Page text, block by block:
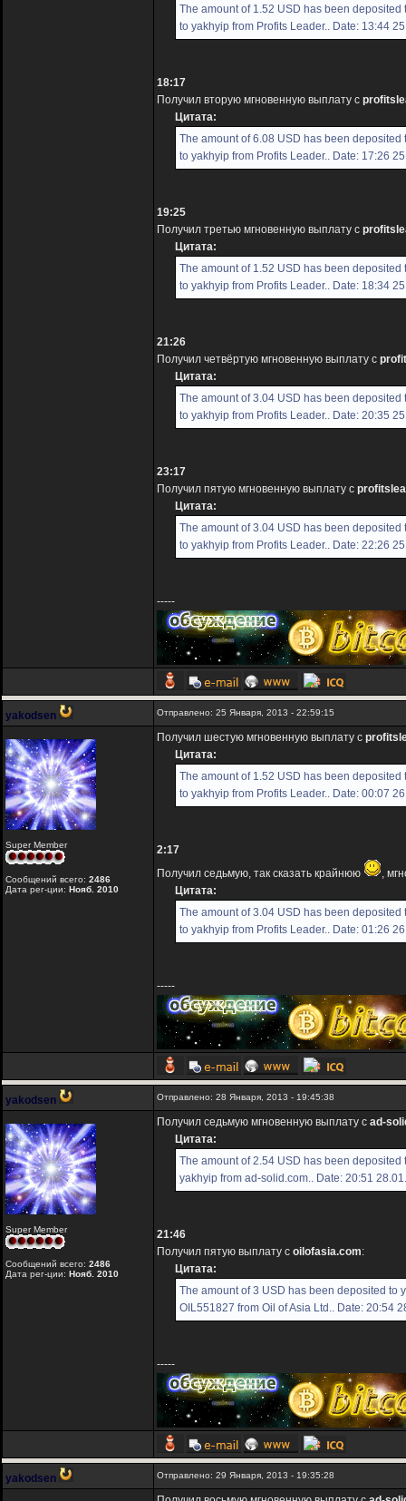
The amount of 1.52 USD has been
to yakhyip from Profits Leader.. Date: 13:44
18:17
Получил вторую мгновенную выплату с
Цитата:
The amount of 6.08 USD has been
to yakhyip from Profits Leader.. Date: 17:26
19:25
Получил третью мгновенную выплату с
Цитата:
The amount of 1.52 USD has been
to yakhyip from Profits Leader.. Date: 18:34
21:26
Получил четвёртую мгновенную выплату с
Цитата:
The amount of 3.04 USD has been
to yakhyip from Profits Leader.. Date: 20:35
23:17
Получил пятую мгновенную выплату с
Цитата:
The amount of 3.04 USD has been
to yakhyip from Profits Leader.. Date: 22:26
-----
yakodsen Отправлено: 25 Января, 2013 - 22:59:15
Super Member
Сообщений всего: 2486
Дата рег-ции: Нояб. 2010
Получил шестую мгновенную выплату с
Цитата:
The amount of 1.52 USD has been
to yakhyip from Profits Leader.. Date: 00:07
2:17
Получил седьмую, так сказать крайнюю
,
Цитата:
The amount of 3.04 USD has been
to yakhyip from Profits Leader.. Date: 01:26
-----
yakodsen Отправлено: 28 Января, 2013 - 19:45:38
Super Member
Сообщений всего: 2486
Дата рег-ции: Нояб. 2010
Получил седьмую мгновенную выплату с ad-
Цитата:
The amount of 2.54 USD has been
yakhyip from ad-solid.com.. Date: 20:51
21:46
Получил пятую выплату с oilofasia.com:
Цитата:
The amount of 3 USD has been deposited to
OIL551827 from Oil of Asia Ltd.. Date: 20:54
-----
yakodsen Отправлено: 29 Января, 2013 - 19:35:28